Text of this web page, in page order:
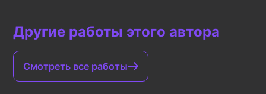
Другие работы этого автора
Смотреть все работы